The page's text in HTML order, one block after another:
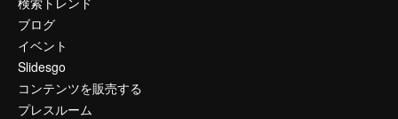
ブログ
イベント
Slidesgo
コンテンツを販売する
プレスルーム